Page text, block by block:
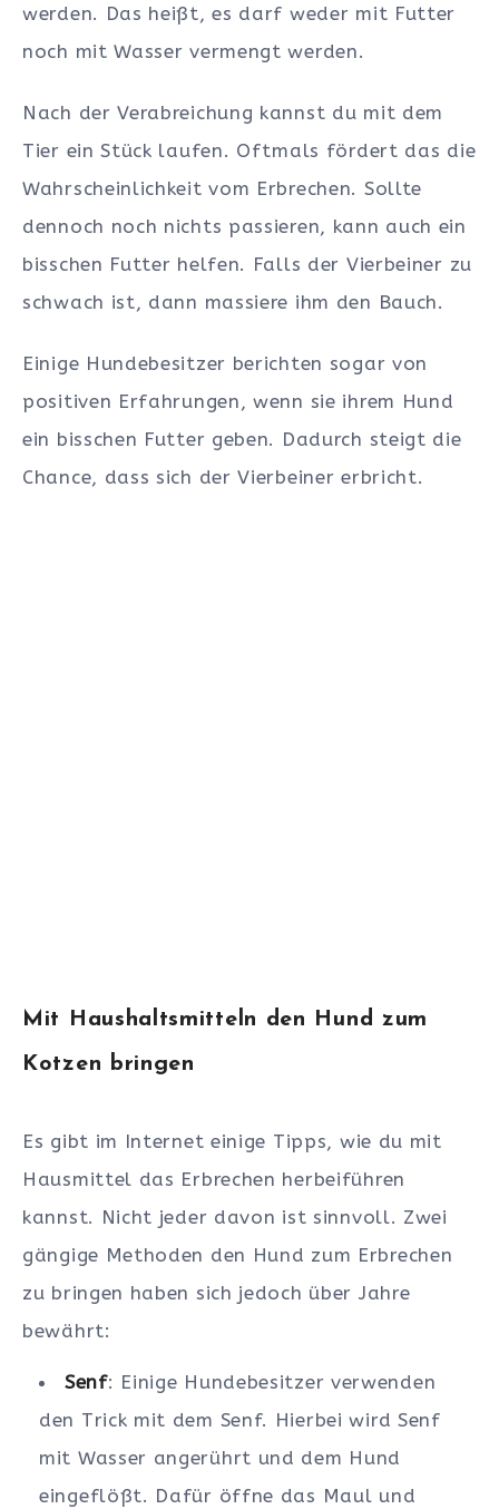
werden. Das heißt, es darf weder mit Futter
noch mit Wasser vermengt werden.
Nach der Verabreichung kannst du mit dem
Tier ein Stück laufen. Oftmals fördert das die
Wahrscheinlichkeit vom Erbrechen. Sollte
dennoch noch nichts passieren, kann auch ein
bisschen Futter helfen. Falls der Vierbeiner zu
schwach ist, dann massiere ihm den Bauch.
Einige Hundebesitzer berichten sogar von
positiven Erfahrungen, wenn sie ihrem Hund
ein bisschen Futter geben. Dadurch steigt die
Chance, dass sich der Vierbeiner erbricht.
Mit Haushaltsmitteln den Hund zum
Kotzen bringen
Es gibt im Internet einige Tipps, wie du mit
Hausmittel das Erbrechen herbeiführen
kannst. Nicht jeder davon ist sinnvoll. Zwei
gängige Methoden den Hund zum Erbrechen
zu bringen haben sich jedoch über Jahre
bewährt:
Senf: Einige Hundebesitzer verwenden
den Trick mit dem Senf. Hierbei wird Senf
mit Wasser angerührt und dem Hund
eingeflößt. Dafür öffne das Maul und